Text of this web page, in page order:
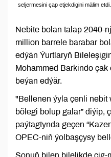
seljermesini çap etjekdigini mälim etdi.
Nebite bolan talap 2040-
million barrele barabar
edýän Ýurtlaryň
Mohammed Barkindo çak
beýan edýär.
"Bellenen ýyla çenli nebit
bölegi bolup galar” diýip,
paýtagtynda geçen
OPEC-niň ýolbaşçysy
Şonuň bilen bilelikde çig-